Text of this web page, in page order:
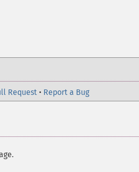
Request • Report a Bug